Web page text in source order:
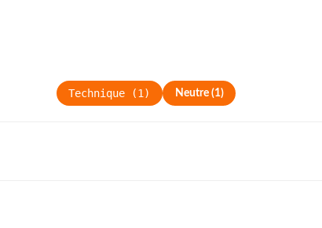
Technique (1 ) Neutre(1)